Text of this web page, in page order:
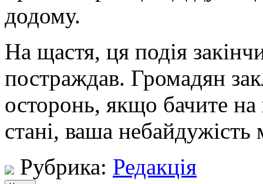
додому.
На щастя, ця подія
постраждав. Громадян
осторонь, якщо бачите
стані, ваша
Рубрика: Редакція